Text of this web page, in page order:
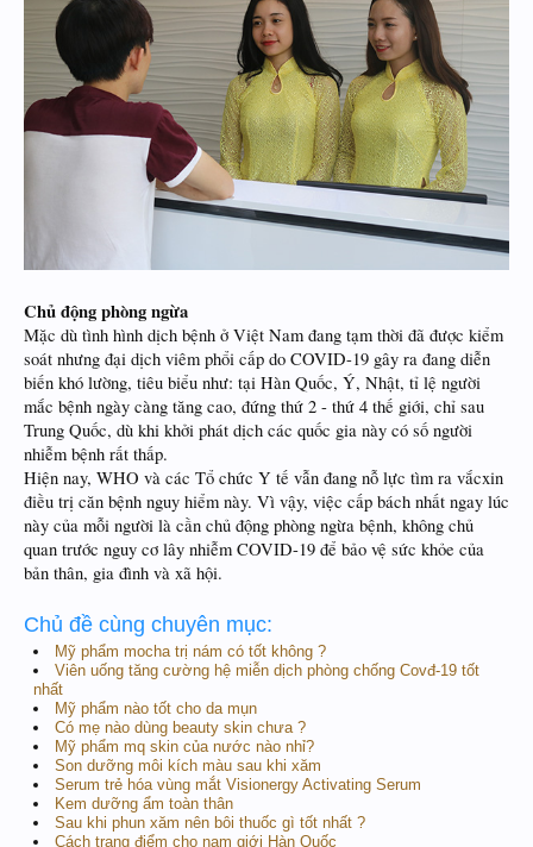
Chủ động phòng ngừa
Mặc dù tình hình dịch bệnh ở Việt Nam đang tạm thời đã được kiểm
soát nhưng đại dịch viêm phổi cấp do COVID-19 gây ra đang diễn
biến khó lường, tiêu biểu như: tại Hàn Quốc, Ý, Nhật, tỉ lệ người
mắc bệnh ngày càng tăng cao, đứng thứ 2 - thứ 4 thế giới, chỉ sau
Trung Quốc, dù khi khởi phát dịch các quốc gia này có số người
nhiễm bệnh rất thấp.
Hiện nay, WHO và các Tổ chức Y tế vẫn đang nỗ lực tìm ra vắcxin
điều trị căn bệnh nguy hiểm này. Vì vậy, việc cấp bách nhất ngay lúc
này của mỗi người là cần chủ động phòng ngừa bệnh, không chủ
quan trước nguy cơ lây nhiễm COVID-19 để bảo vệ sức khỏe của
bản thân, gia đình và xã hội.
Chủ đề cùng chuyên mục:
Mỹ phẩm mocha trị nám có tốt không ?
Viên uống tăng cường hệ miễn dịch phòng chống Covđ-19 tốt
nhất
Mỹ phẩm nào tốt cho da mụn
Có mẹ nào dùng beauty skin chưa ?
Mỹ phẩm mq skin của nước nào nhỉ?
Son dưỡng môi kích màu sau khi xăm
Serum trẻ hóa vùng mắt Visionergy Activating Serum
Kem dưỡng ẩm toàn thân
Sau khi phun xăm nên bôi thuốc gì tốt nhất ?
Cách trang điểm cho nam giới Hàn Quốc